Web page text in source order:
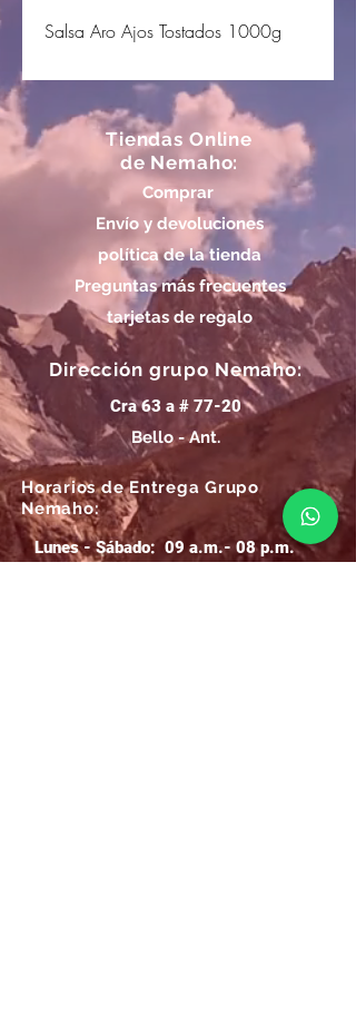
Salsa Aro Ajos Tostados 1000g
Tiendas Online
de Nemaho:
Comprar
Envío y devoluciones
política de la tienda
Preguntas más frecuentes
tarjetas de regalo
Dirección grupo Nemaho:
Cra 63 a # 77-20
Bello - Ant.
Horarios de Entrega Grupo
Nemaho:
Lunes - Sábado: 09 a.m.- 08 p.m.